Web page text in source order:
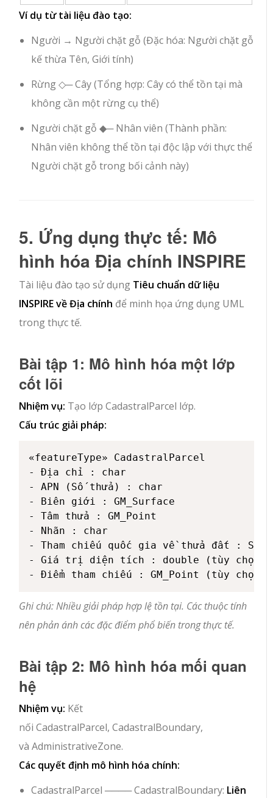
Ví dụ từ tài liệu đào tạo:
Người → Người chặt gỗ (Đặc hóa: Người chặt gỗ
kế thừa Tên,Giới tính)
Rừng◇─Cây(Tổng hợp: Cây có thể tồn tại mà
không cần một rừng cụ thể)
Người chặt gỗ ◆─Nhân viên (Thành phần:
Nhân viên không thể tồn tại độc lập với thực thể
Người chặt gỗ trong bối cảnh này)
5. Ứng dụng thực tế: Mô
hình hóa Địa chính INSPIRE
Tài liệu đào tạo sử dụng Tiêu chuẩn dữ liệu
INSPIRE về Địa chính để minh họa ứng dụng UML
trong thực tế.
Bài tập 1: Mô hình hóa một lớp
cốt lõi
Nhiệm vụ: Tạo lớpCadastralParcel lớp.
Cấu trúc giải pháp:
«featureType» CadastralParcel
- Địa chỉ : char
- APN (Số thửa) : char
- Biên giới : GM_Surface
- Tâm thửa : GM_Point
- Nhãn : char
- Tham chiếu quốc gia về thửa đất :
- Giá trị diện tích : double (tùy chọn)
Ghi chú: Nhiều giải pháp hợp lệ tồn tại. Các thuộc tính
nên phản ánh các đặc điểm phổ biến trong thực tế.
Bài tập 2: Mô hình hóa mối quan
hệ
Nhiệm vụ: Kết
nốiCadastralParcel,CadastralBoundary,
vàAdministrativeZone.
Các quyết định mô hình hóa chính:
CadastralParcel ────CadastralBoundary: Liên